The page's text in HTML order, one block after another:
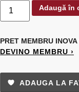
Adaugă în
PRET MEMBRU
DEVINO MEMBRU ›
ADAUGA LA